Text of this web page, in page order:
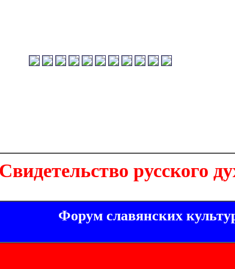
русского
Форум славянских